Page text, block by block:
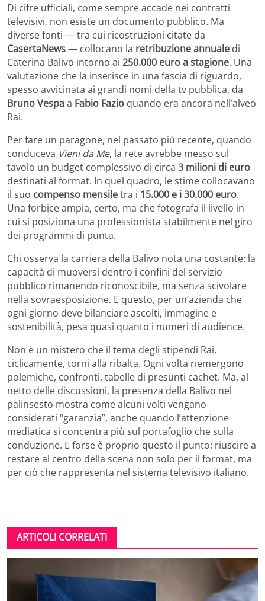
Di cifre ufficiali, come sempre accade nei contratti
televisivi, non esiste un documento pubblico. Ma
diverse fonti — tra cui ricostruzioni citate da
CasertaNews— collocano la retribuzione annuale di
Caterina Balivo intorno ai 250.000 euro a stagione. Una
valutazione che la inserisce in una fascia di riguardo,
spesso avvicinata ai grandi nomi della tv pubblica, da
Bruno Vespaa Fabio Fazio quando era ancora nell’alveo
Rai.
Per fare un paragone, nel passato più recente, quando
conduceva Vieni da Me, la rete avrebbe messo sul
tavolo un budget complessivo di circa 3 milioni di euro
destinati al format. In quel quadro, le stime collocavano
il suo compenso mensiletra i 15.000 e i 30.000 euro.
Una forbice ampia, certo, ma che fotografa il livello in
cui si posiziona una professionista stabilmente nel giro
dei programmi di punta.
Chi osserva la carriera della Balivo nota una costante: la
capacità di muoversi dentro i confini del servizio
pubblico rimanendo riconoscibile, ma senza scivolare
nella sovraesposizione. E questo, per un’azienda che
ogni giorno deve bilanciare ascolti, immagine e
sostenibilità, pesa quasi quanto i numeri di audience.
Non è un mistero che il tema degli stipendi Rai,
ciclicamente, torni alla ribalta. Ogni volta riemergono
polemiche, confronti, tabelle di presunti cachet. Ma, al
netto delle discussioni, la presenza della Balivo nel
palinsesto mostra come alcuni volti vengano
considerati “garanzia”, anche quando l’attenzione
mediatica si concentra più sul portafoglio che sulla
conduzione. E forse è proprio questo il punto: riuscire a
restare al centro della scena non solo per il format, ma
per ciò che rappresenta nel sistema televisivo italiano.
ARTICOLI CORRELATI